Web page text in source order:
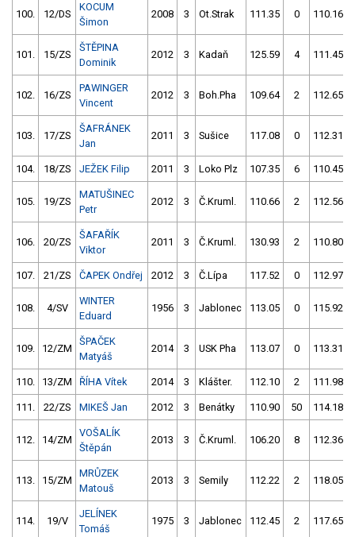
100. 12/DS
KOCUM
Šimon
2008 3 Ot.Strak 111.35 0 110.16
101. 15/ZS
ŠTĚPINA
Dominik
2012 3 Kadaň 125.59 4 111.45
102. 16/ZS
PAWINGER
Vincent
2012 3 Boh.Pha 109.64 2 112.65
103. 17/ZS
ŠAFRÁNEK
Jan
2011 3 Sušice 117.08 0 112.31
104. 18/ZS JEŽEK Filip 2011 3 Loko Plz 107.35 6 110.45
105. 19/ZS
MATUŠINEC
Petr
2012 3 Č.Kruml. 110.66 2 112.56
106. 20/ZS
ŠAFAŘÍK
Viktor
2011 3 Č.Kruml. 130.93 2 110.80
107. 21/ZS ČAPEK Ondřej 2012 3 Č.Lípa 117.52 0 112.97
108. 4/SV
WINTER
Eduard
1956 3 Jablonec 113.05 0 115.92
109. 12/ZM
ŠPAČEK
Matyáš
2014 3 USK Pha 113.07 0 113.31
110. 13/ZM ŘÍHA Vítek 2014 3 Klášter. 112.10 2 111.98
111. 22/ZS MIKEŠ Jan 2012 3 Benátky 110.90 50 114.18
112. 14/ZM
VOŠALÍK
Štěpán
2013 3 Č.Kruml. 106.20 8 112.36
113. 15/ZM
MRŮZEK
Matouš
2013 3 Semily 112.22 2 118.05
114. 19/V
JELÍNEK
Tomáš
1975 3 Jablonec 112.45 2 117.65